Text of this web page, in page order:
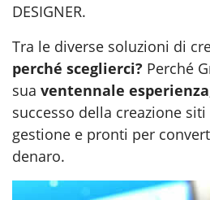
DESIGNER.
Tra le diverse soluzioni di
perché sceglierci? Perché
sua ventennale esperienza
successo della creazione
gestione e pronti per
denaro.